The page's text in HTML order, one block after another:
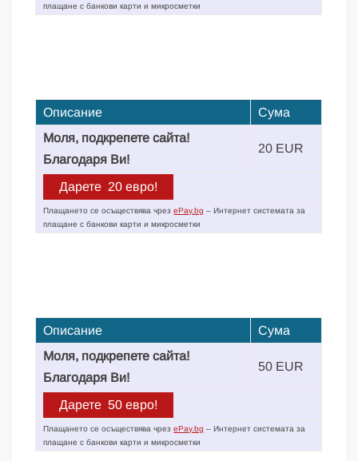
плащане с банкови карти и микросметки
Описание
Сума
Моля, подкрепете сайта!
Благодаря Ви!
20 EUR
Плащането се осъществява чрезePay.bg – Интернет системата за
плащане с банкови карти и микросметки
Описание
Сума
Моля, подкрепете сайта!
Благодаря Ви!
50 EUR
Плащането се осъществява чрезePay.bg – Интернет системата за
плащане с банкови карти и микросметки